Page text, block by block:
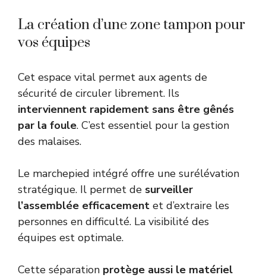
La création d’une zone tampon pour
vos équipes
Cet espace vital permet aux agents de
sécurité de circuler librement. Ils
interviennent rapidement sans être gênés
par la foule. C’est essentiel pour la gestion
des malaises.
Le marchepied intégré offre une surélévation
stratégique. Il permet de surveiller
l’assemblée efficacement et d’extraire les
personnes en difficulté. La visibilité des
équipes est optimale.
Cette séparation protège aussi le matériel